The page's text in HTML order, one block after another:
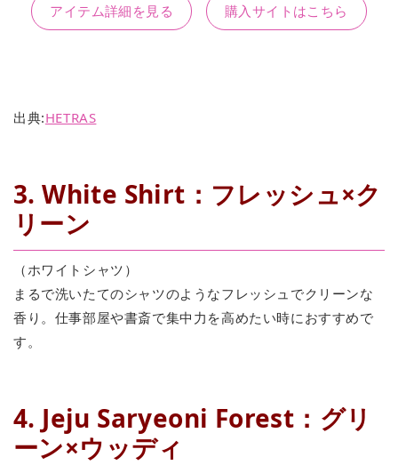
アイテム詳細を見る 購入サイトはこちら
出典:HETRAS
3. White Shirt：フレッシュ×ク
リーン
（ホワイトシャツ）
まるで洗いたてのシャツのようなフレッシュでクリーンな
香り。仕事部屋や書斎で集中力を高めたい時におすすめで
す。
4. Jeju Saryeoni Forest：グリ
ーン×ウッディ